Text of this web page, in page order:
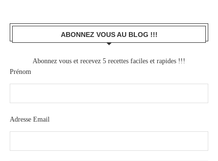
ABONNEZ VOUS AU BLOG !!!
Abonnez vous et recevez 5 recettes faciles et rapides !!!
Prénom
Adresse Email